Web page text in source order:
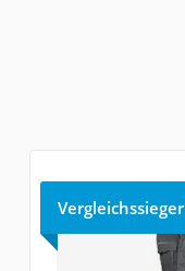
Vergleichssieger